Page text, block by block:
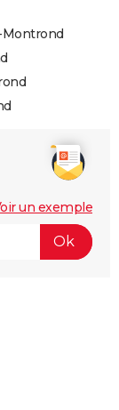
Montrond
un exemple